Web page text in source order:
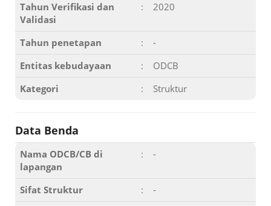
Tahun Verifikasi dan
Validasi
: 2020
Tahun penetapan :
-
Entitas kebudayaan
:
ODCB
Kategori
: Struktur
Data Benda
Nama ODCB/CB di
lapangan
: -
Sifat Struktur :
-